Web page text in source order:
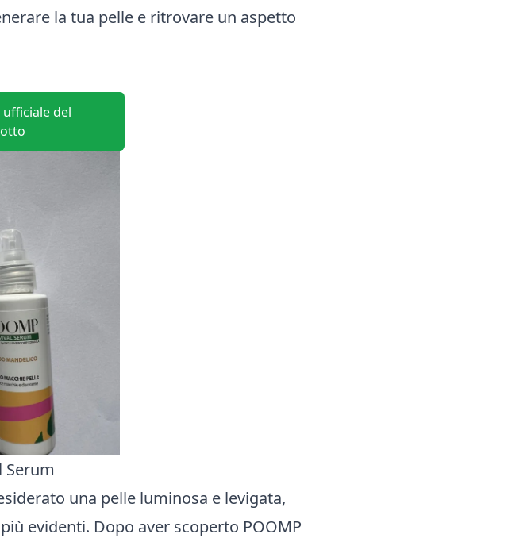
la tua pelle e ritrovare un aspetto
del
Serum
una pelle luminosa e levigata,
evidenti. Dopo aver scoperto POOMP